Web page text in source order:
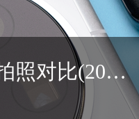
CMOS传感器实际面积对比